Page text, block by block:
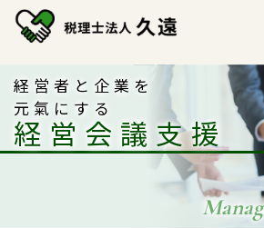
経営者と企業を
元氣にする
経営会議支援